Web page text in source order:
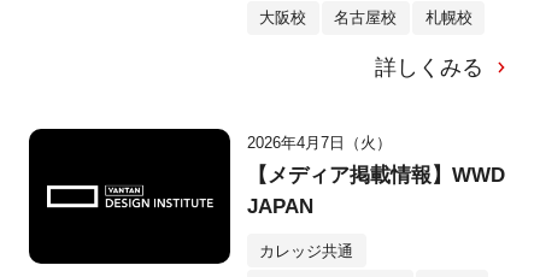
大阪校 名古屋校 札幌校
詳しくみる
2026年4月7日（火）
【メディア掲載情報】WWD
JAPAN
カレッジ共通